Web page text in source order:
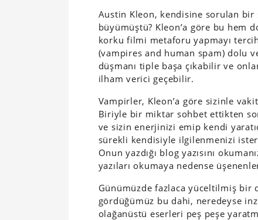
Austin Kleon, kendisine sorulan bir
büyümüştü? Kleon’a göre bu hem
korku filmi metaforu yapmayı
(vampires and human spam) dolu
düşmanı tiple başa çıkabilir ve
ilham verici geçebilir.
Vampirler, Kleon’a göre sizinle
Biriyle bir miktar sohbet ettikten
ve sizin enerjinizi emip kendi
sürekli kendisiyle ilgilenmenizi
Onun yazdığı blog yazısını
yazıları okumaya nedense
Günümüzde fazlaca yüceltilmiş
gördüğümüz bu dahi, neredeyse
olağanüstü eserleri peş peşe